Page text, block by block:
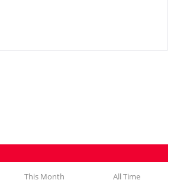
This Month All Time